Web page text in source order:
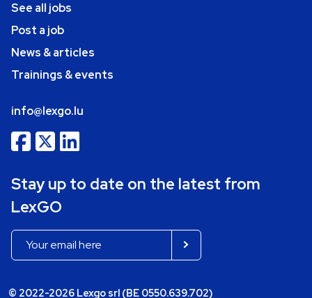
See all jobs
Post a job
News & articles
Trainings & events
info@lexgo.lu
Stay up to date on the latest from
LexGO
© 2022-2026 Lexgo srl (BE 0550.639.702)